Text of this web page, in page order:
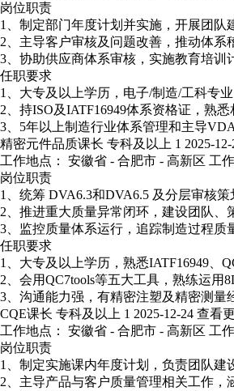
岗位职责
1、制定部门年度计划并实施，开展团队
2、主导客户审核及问题改善，推动体系
3、协助供应商体系审核，实施教育培训
任职要求
1、大专及以上学历，电子/制造/工科专业
2、持ISO及IATF16949体系资格证，熟
3、5年以上制造行业体系管理和主导
精密元件品质课长 专科及以上 1 2025-12-
工作地点： 安徽省 - 合肥市 - 高新区 工
岗位职责
1、统筹 DVA6.3和DVA6.5 及分层审核策
2、推进重大质量异常闭环，建设团队、
3、监控质量体系运行，追踪制造过程质
任职要求
1、大专及以上学历，熟悉IATF16949、
2、会用QC7tools等五大工具，熟练运用
3、沟通能力强，有精密注塑及精密测量
CQE课长 专科及以上 1 2025-12-24 查看
工作地点： 安徽省 - 合肥市 - 高新区 工
岗位职责
1、制定实施课内年度计划，负责团队建
2、主导产品与客户质量管理相关工作，